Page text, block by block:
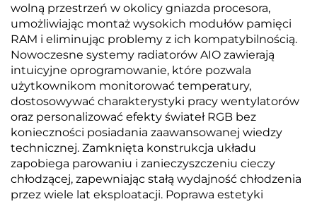
wolną przestrzeń w okolicy gniazda procesora,
umożliwiając montaż wysokich modułów pamięci
RAM i eliminując problemy z ich kompatybilnością.
Nowoczesne systemy radiatorów AIO zawierają
intuicyjne oprogramowanie, które pozwala
użytkownikom monitorować temperatury,
dostosowywać charakterystyki pracy wentylatorów
oraz personalizować efekty świateł RGB bez
konieczności posiadania zaawansowanej wiedzy
technicznej. Zamknięta konstrukcja układu
zapobiega parowaniu i zanieczyszczeniu cieczy
chłodzącej, zapewniając stałą wydajność chłodzenia
przez wiele lat eksploatacji. Poprawa estetyki